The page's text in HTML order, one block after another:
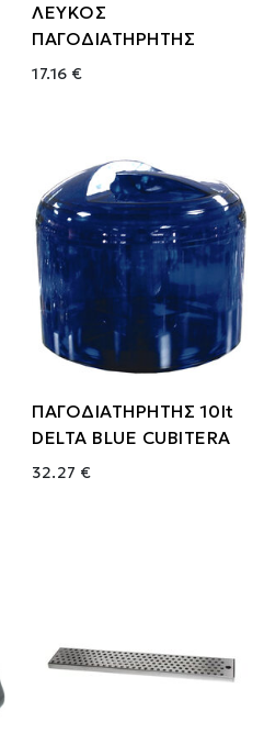
ΛΕΥΚΟΣ
ΠΑΓΟΔΙΑΤΗΡΗΤΗΣ
17.16 €
ΠΑΓΟΔΙΑΤΗΡΗΤΗΣ 10lt
DELTA BLUE CUBITERA
32.27 €